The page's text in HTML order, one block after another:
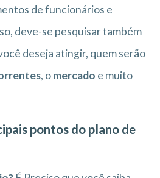
de funcionários e
deve-se pesquisar também
deseja atingir, quem serão
, omercado e muito
pontos do plano de